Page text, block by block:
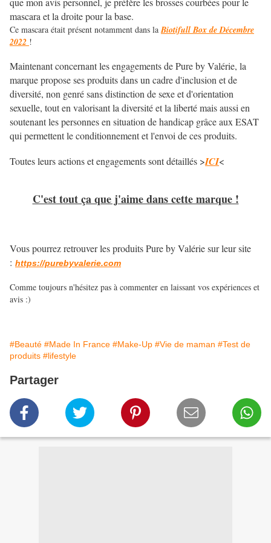
mascara et la droite pour la base.
Ce mascara était présent notamment dans laBiotifull Box de Décembre
2022 !
Maintenant concernant les engagements de Pure by Valérie, la
marque propose ses produits dans un cadre d'inclusion et de
diversité, non genré sans distinction de sexe et d'orientation
sexuelle, tout en valorisant la diversité et la liberté mais aussi en
soutenant les personnes en situation de handicap grâce aux ESAT
qui permettent le conditionnement et l'envoi de ces produits.
Toutes leurs actions et engagements sont détaillés >ICI<
C'est tout ça que j'aime dans cette marque !
Vous pourrez retrouver les produits Pure by Valérie sur leur site
: https://purebyvalerie.com
Comme toujours n'hésitez pas à commenter en laissant vos expériences et
avis :)
#Beauté #Made In France #Make-Up #Vie de maman #Test de
produits #lifestyle
Partager